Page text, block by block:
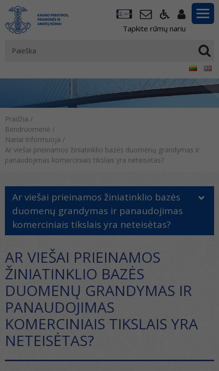
Tapkite rūmų nariu
Pradžia /
Bendruomenė /
Nariai informuoja /
Ar viešai prieinamos žiniatinklio bazės duomenų grandymas ir
panaudojimas komerciniais tikslais yra neteisėtas?
Ar viešai prieinamos žiniatinklio bazės
duomenų grandymas ir panaudojimas
komerciniais tikslais yra neteisėtas?
AR VIEŠAI PRIEINAMOS
ŽINIATINKLIO BAZĖS
DUOMENŲ GRANDYMAS IR
PANAUDOJIMAS
KOMERCINIAIS TIKSLAIS YRA
NETEISĖTAS?